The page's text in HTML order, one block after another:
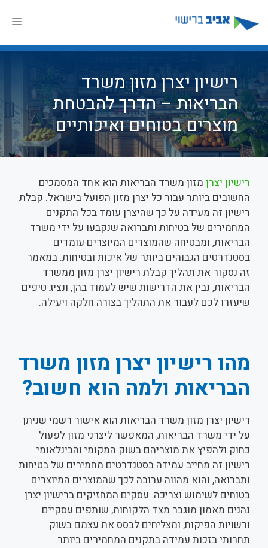
לתוכן
רישיון יצרן מזון משרד
הבריאות – הדרך להבטחת
מוצרים בטוחים ואיכותיים
רישיון יצרן מזון משרד הבריאות הוא אחד המסמכים
החשובים ביותר עבור כל יצרן מזון הפועל בישראל. קבלת
רישיון זה מעידה על כך שהיצרן עומד בכל התקנים
המחמירים של בטיחות ותברואה שנקבעו על ידי משרד
הבריאות, ומבטיחה שהמוצרים המיוצרים עומדים
בסטנדרטים הגבוהים ביותר של איכות ובטיחות. במאמר
זה נסקור את תהליך קבלת רישיון יצרן מזון ממשרד
הבריאות, נבין את הדרישות שיש לעמוד בהן, ונציג טיפים
שיעזרו לכם לעבור את התהליך בצורה חלקה ויעילה.
מהו רישיון יצרן מזון משרד
הבריאות ולמה הוא חשוב?
רישיון יצרן מזון משרד הבריאות הוא אישור רשמי שניתן
על ידי משרד הבריאות, המאפשר ליצרני מזון לפעול
כחוק ולהפיץ את מוצריהם בשוק המקומי והבינלאומי.
רישיון זה מחייב עמידה בסטנדרטים מחמירים של בטיחות
ותברואה, והוא מהווה ערובה לכך שהמוצרים המיוצרים
בטוחים לשימוש וצריכה. עסקים המחזיקים ברישיון יצרן
נהנים מאמון מוגבר מצד הלקוחות, שותפים עסקיים
ורשויות הפיקוח, ומצליחים לבסס את עצמם בשוק
תחרותי בזכות עמידה בתקנים המחמירים ביותר.